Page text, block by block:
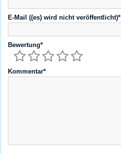
E-Mail ((es) wird nicht veröffentlicht)*
Bewertung*
Kommentar*